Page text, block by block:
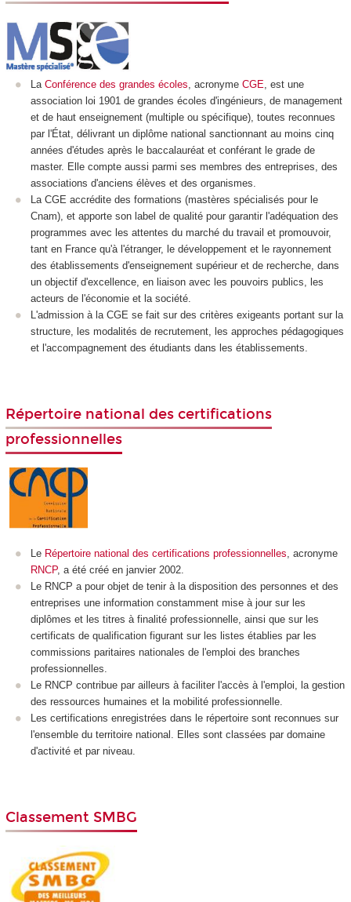
La Conférence des grandes écoles , acronyme CGE , est une
association loi 1901 de grandes écoles d'ingénieurs, de management
et de haut enseignement (multiple ou spécifique), toutes reconnues
par l'État, délivrant un diplôme national sanctionnant au moins cinq
années d'études après le baccalauréat et conférant le grade de
master. Elle compte aussi parmi ses membres des entreprises, des
associations d'anciens élèves et des organismes.
La CGE accrédite des formations (mastères spécialisés pour le
Cnam), et apporte son label de qualité pour garantir l'adéquation des
programmes avec les attentes du marché du travail et promouvoir,
tant en France qu'à l'étranger, le développement et le rayonnement
des établissements d'enseignement supérieur et de recherche, dans
un objectif d'excellence, en liaison avec les pouvoirs publics, les
acteurs de l'économie et la société.
L'admission à la CGE se fait sur des critères exigeants portant sur la
structure, les modalités de recrutement, les approches pédagogiques
et l'accompagnement des étudiants dans les établissements.
Répertoire national des certifications
professionnelles
Le Répertoire national des certifications professionnelles , acronyme
RNCP, a été créé en janvier 2002.
Le RNCP a pour objet de tenir à la disposition des personnes et des
entreprises une information constamment mise à jour sur les
diplômes et les titres à finalité professionnelle, ainsi que sur les
certificats de qualification figurant sur les listes établies par les
commissions paritaires nationales de l'emploi des branches
professionnelles.
Le RNCP contribue par ailleurs à faciliter l'accès à l'emploi, la gestion
des ressources humaines et la mobilité professionnelle.
Les certifications enregistrées dans le répertoire sont reconnues sur
l'ensemble du territoire national. Elles sont classées par domaine
d'activité et par niveau.
Classement SMBG